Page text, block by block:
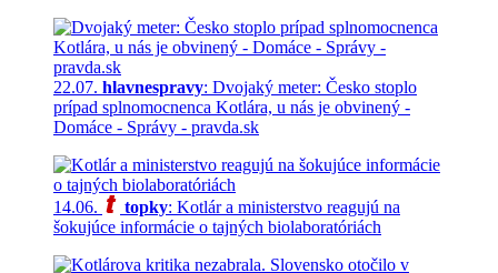
22.07. hlavnespravy: Dvojaký meter: Česko stoplo
prípad splnomocnenca Kotlára, u nás je obvinený -
Domáce - Správy - pravda.sk
14.06. topky: Kotlár a ministerstvo reagujú na
šokujúce informácie o tajných biolaboratóriách